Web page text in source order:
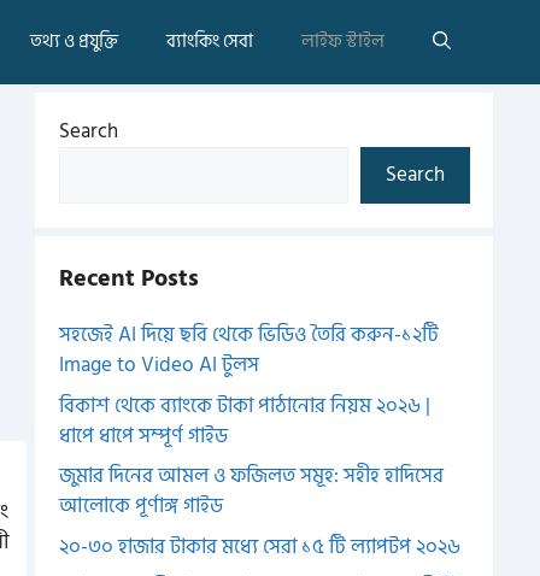
তথ্য ও প্রযুক্তি ব্যাংকিং সেবা লাইফ স্টাইল
Search
Search
Recent Posts
সহজেই AI দিয়ে ছবি থেকে ভিডিও তৈরি করুন-১২টি
Image to Video AI টুলস
বিকাশ থেকে ব্যাংকে টাকা পাঠানোর নিয়ম ২০২৬ |
ধাপে ধাপে সম্পূর্ণ গাইড
জুমার দিনের আমল ও ফজিলত সমূহ: সহীহ হাদিসের
আলোকে পূর্ণাঙ্গ গাইড
২০-৩০ হাজার টাকার মধ্যে সেরা ১৫ টি ল্যাপটপ ২০২৬